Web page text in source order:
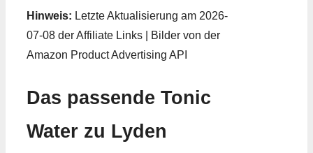
Hinweis: Letzte Aktualisierung am 2026-
07-08 der Affiliate Links | Bilder von der
Amazon Product Advertising API
Das passende Tonic
Water zu Lyden